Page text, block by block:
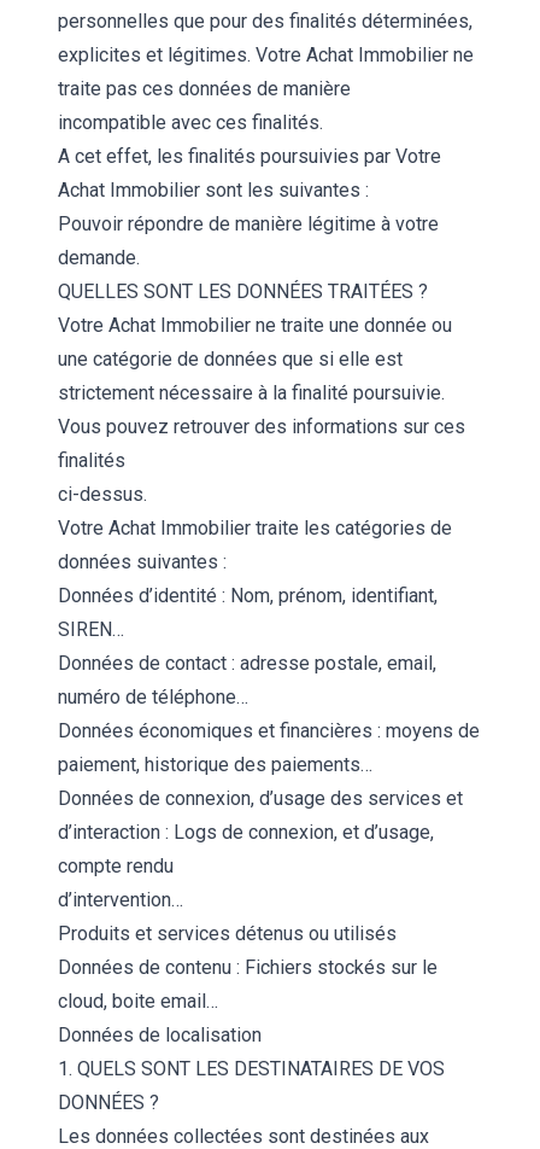
personnelles que pour des finalités déterminées,
explicites et légitimes. Votre Achat Immobilier ne
traite pas ces données de manière
incompatible avec ces finalités.
A cet effet, les finalités poursuivies par Votre
Achat Immobilier sont les suivantes :
Pouvoir répondre de manière légitime à votre
demande.
QUELLES SONT LES DONNÉES TRAITÉES ?
Votre Achat Immobilier ne traite une donnée ou
une catégorie de données que si elle est
strictement nécessaire à la finalité poursuivie.
Vous pouvez retrouver des informations sur ces
finalités
ci-dessus.
Votre Achat Immobilier traite les catégories de
données suivantes :
Données d’identité : Nom, prénom, identifiant,
SIREN…
Données de contact : adresse postale, email,
numéro de téléphone…
Données économiques et financières : moyens de
paiement, historique des paiements…
Données de connexion, d’usage des services et
d’interaction : Logs de connexion, et d’usage,
compte rendu
d’intervention…
Produits et services détenus ou utilisés
Données de contenu : Fichiers stockés sur le
cloud, boite email…
Données de localisation
1. QUELS SONT LES DESTINATAIRES DE VOS
DONNÉES ?
Les données collectées sont destinées aux